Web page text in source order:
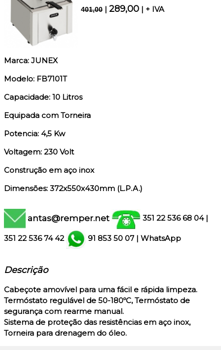
401,00 | 289,00 | + IVA
Marca: JUNEX
Modelo: FB7101T
Capacidade: 10 Litros
Equipada com Torneira
Potencia: 4,5 Kw
Voltagem: 230 Volt
Construção em aço inox
Dimensões: 372x550x430mm (L.P.A.)
antas@remper.net 351 22 536 68 04 |
351 22 536 74 42 91 853 50 07 | WhatsApp
Descrição
Cabeçote amovível para uma fácil e rápida limpeza.
Termóstato regulável de 50-180ºC, Termóstato de
segurança com rearme manual.
Sistema de proteção das resistências em aço inox,
Torneira para drenagem do óleo.